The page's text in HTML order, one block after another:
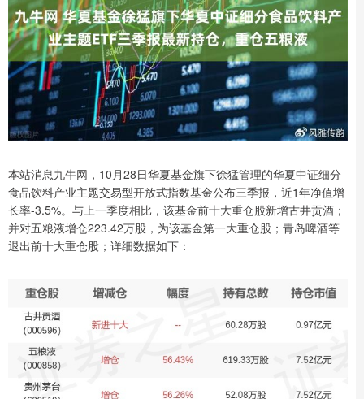
本站消息九牛网，10月28日华夏基金旗下徐猛管理的华夏中证细分
食品饮料产业主题交易型开放式指数基金公布三季报，近1年净值增
长率-3.5%。与上一季度相比，该基金前十大重仓股新增古井贡酒；
并对五粮液增仓223.42万股，为该基金第一大重仓股；青岛啤酒等
退出前十大重仓股；详细数据如下：